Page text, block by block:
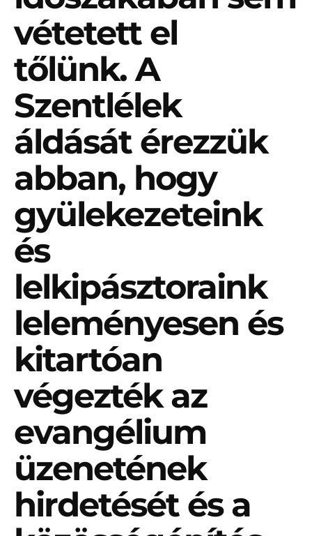
vétetett el
tőlünk. A
Szentlélek
áldását érezzük
abban, hogy
gyülekezeteink
és
lelkipásztoraink
leleményesen és
kitartóan
végezték az
evangélium
üzenetének
hirdetését és a